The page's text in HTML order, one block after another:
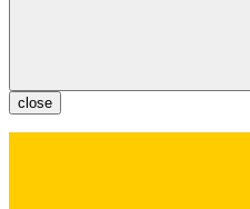
close